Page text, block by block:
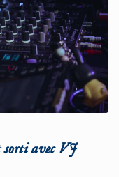
sorti avec VJ